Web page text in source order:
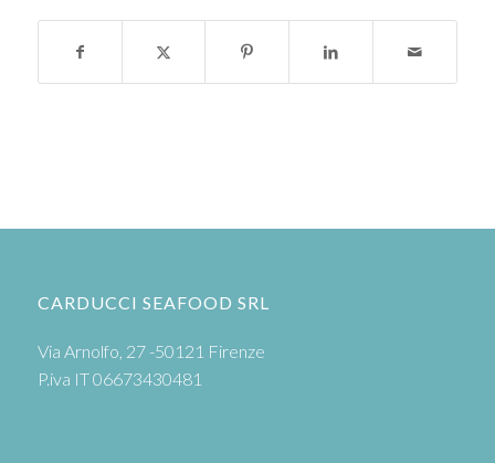
CARDUCCI SEAFOOD SRL
Via Arnolfo, 27 -50121 Firenze
P.iva IT 06673430481